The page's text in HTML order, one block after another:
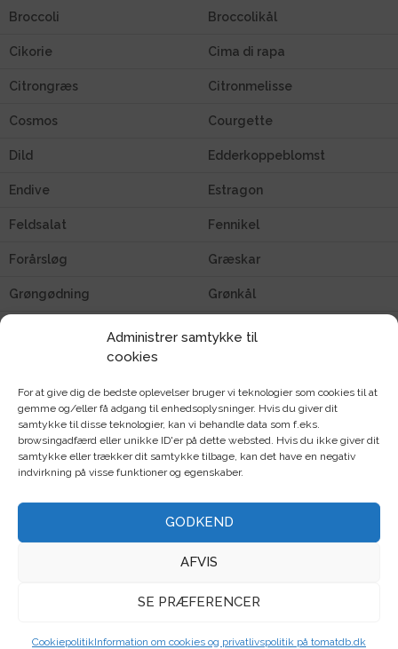
Administrer samtykke til
cookies
For at give dig de bedste oplevelser bruger vi teknologier som cookies til at
gemme og/eller få adgang til enhedsoplysninger. Hvis du giver dit
samtykke til disse teknologier, kan vi behandle data som f.eks.
browsingadfærd eller unikke ID'er på dette websted. Hvis du ikke giver dit
samtykke eller trækker dit samtykke tilbage, kan det have en negativ
indvirkning på visse funktioner og egenskaber.
GODKEND
AFVIS
SE PRÆFERENCER
CookiepolitikInformation om cookies og privatlivspolitik på tomatdb.dk
Broccoli Broccolikål
Cikorie Cima di rapa
Citrongræs Citronmelisse
Cosmos Courgette
Dild Edderkoppeblomst
Endive Estragon
Feldsalat Fennikel
Forårsløg Græskar
Grøngødning Grønkål
Hovedsalat Hvidkål
Kalettes / blomkålsspirer Kiwano
Kapers Klatreblomster
Knold Koriander
Kvan
Lathyrus
Løg
Løvemund Løvstikke